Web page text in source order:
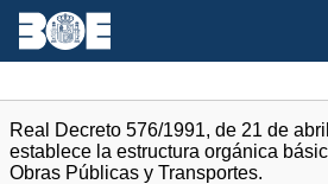
Real Decreto 576/1991, de 21 de
establece la estructura orgánica
Obras Públicas y Transportes.